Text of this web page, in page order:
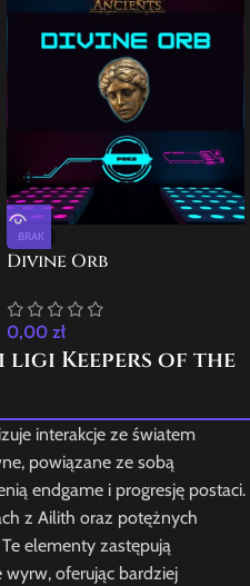
BRAK
Divine Orb
0,00 zł
ligi Keepers of the
interakcje ze światem
powiązane ze sobą
endgame i progresję postaci.
z Ailith oraz potężnych
elementy zastępują
oferując bardziej